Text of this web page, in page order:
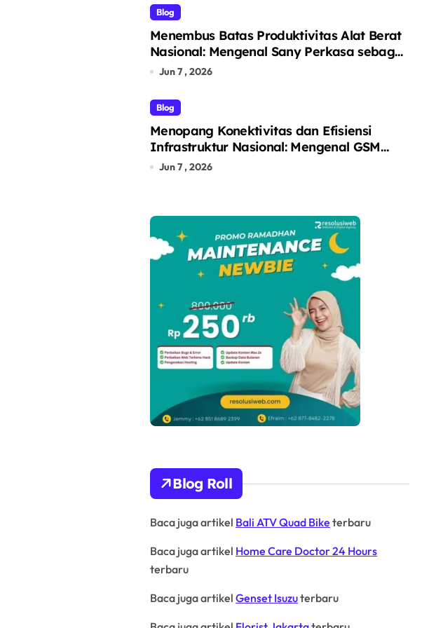
Blog
Menembus Batas Produktivitas Alat Berat
Nasional: Mengenal Sany Perkasa sebagai
Pelopor Solusi Ekskavator Tangguh melalui
Jun 7 , 2026
Blog
Menopang Konektivitas dan Efisiensi
Infrastruktur Nasional: Mengenal GSM
Logistic sebagai Solusi Logistik dan Alat
Jun 7 , 2026
Blog Roll
Baca juga artikel Bali ATV Quad Bike terbaru
Baca juga artikel Home Care Doctor 24 Hours
terbaru
Baca juga artikel Genset Isuzuterbaru